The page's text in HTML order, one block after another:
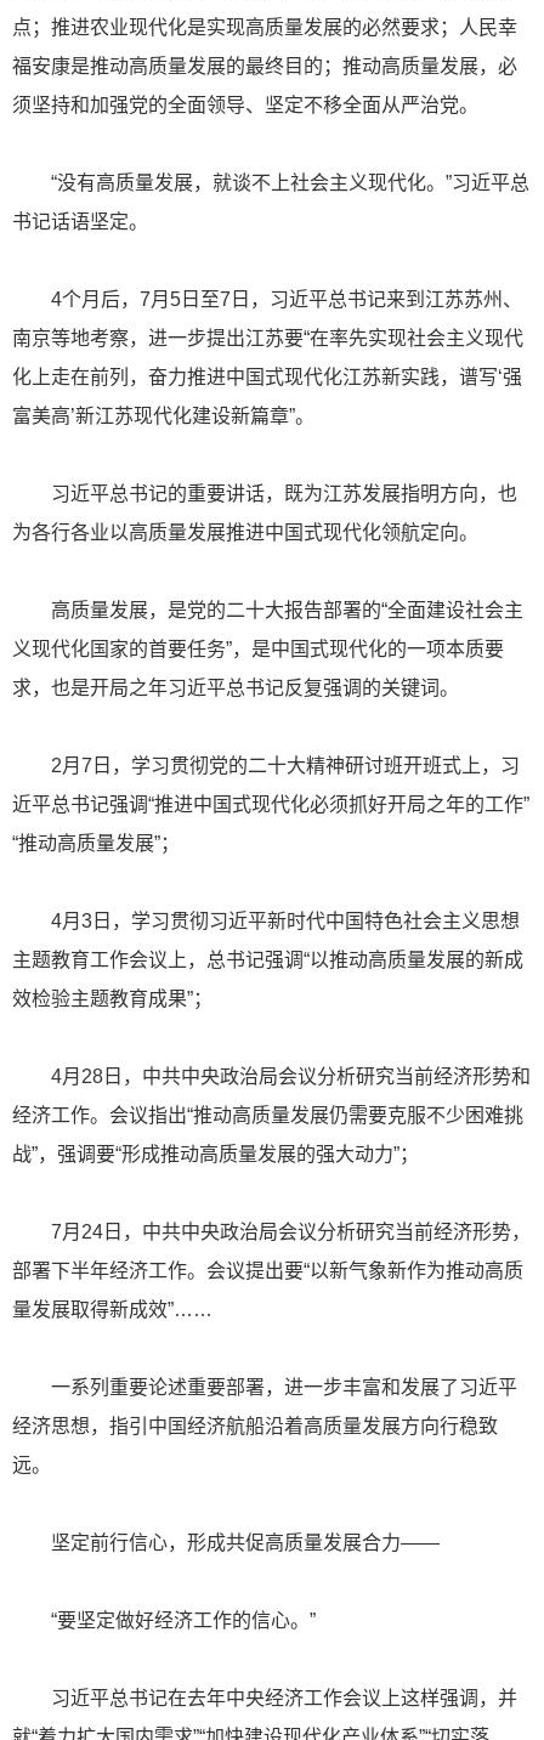
点；推进农业现代化是实现高质量发展的必然要求；人民幸
福安康是推动高质量发展的最终目的；推动高质量发展，必
须坚持和加强党的全面领导、坚定不移全面从严治党。
“没有高质量发展，就谈不上社会主义现代化。”习近平总
书记话语坚定。
4个月后，7月5日至7日，习近平总书记来到江苏苏州、
南京等地考察，进一步提出江苏要“在率先实现社会主义现代
化上走在前列，奋力推进中国式现代化江苏新实践，谱写‘强
富美高’新江苏现代化建设新篇章”。
习近平总书记的重要讲话，既为江苏发展指明方向，也
为各行各业以高质量发展推进中国式现代化领航定向。
高质量发展，是党的二十大报告部署的“全面建设社会主
义现代化国家的首要任务”，是中国式现代化的一项本质要
求，也是开局之年习近平总书记反复强调的关键词。
2月7日，学习贯彻党的二十大精神研讨班开班式上，习
近平总书记强调“推进中国式现代化必须抓好开局之年的工作”
“推动高质量发展”；
4月3日，学习贯彻习近平新时代中国特色社会主义思想
主题教育工作会议上，总书记强调“以推动高质量发展的新成
效检验主题教育成果”；
4月28日，中共中央政治局会议分析研究当前经济形势和
经济工作。会议指出“推动高质量发展仍需要克服不少困难挑
战”，强调要“形成推动高质量发展的强大动力”；
7月24日，中共中央政治局会议分析研究当前经济形势，
部署下半年经济工作。会议提出要“以新气象新作为推动高质
量发展取得新成效”……
一系列重要论述重要部署，进一步丰富和发展了习近平
经济思想，指引中国经济航船沿着高质量发展方向行稳致
远。
坚定前行信心，形成共促高质量发展合力——
“要坚定做好经济工作的信心。”
习近平总书记在去年中央经济工作会议上这样强调，并